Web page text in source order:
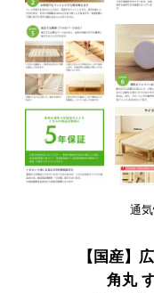
通
【国産】
角丸